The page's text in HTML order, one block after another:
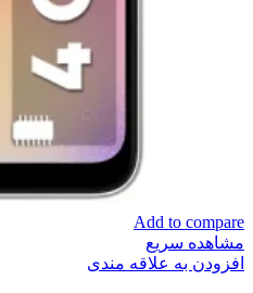
Add to compare
مشاهده سریع
افزودن به علاقه مندی